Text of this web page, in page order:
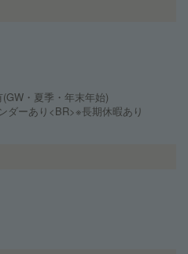
・夏季・年末年始)
ダーあり<BR>※長期休暇あり